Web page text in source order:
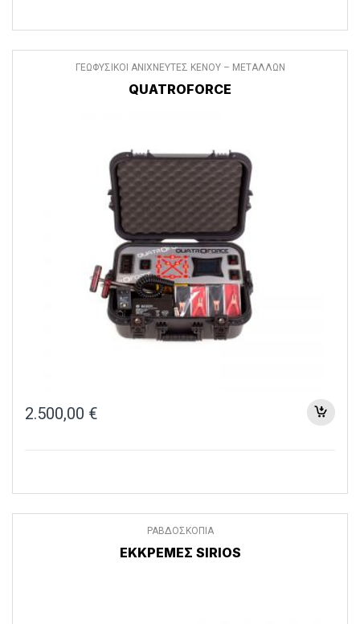
ΓΕΩΦΥΣΙΚΟΙ ΑΝΙΧΝΕΥΤΕΣ ΚΕΝΟΥ – ΜΕΤΑΛΛΩΝ
QUATROFORCE
2.500,00 €
ΡΑΒΔΟΣΚΟΠΙΑ
ΕΚΚΡΕΜΕΣ SIRIOS